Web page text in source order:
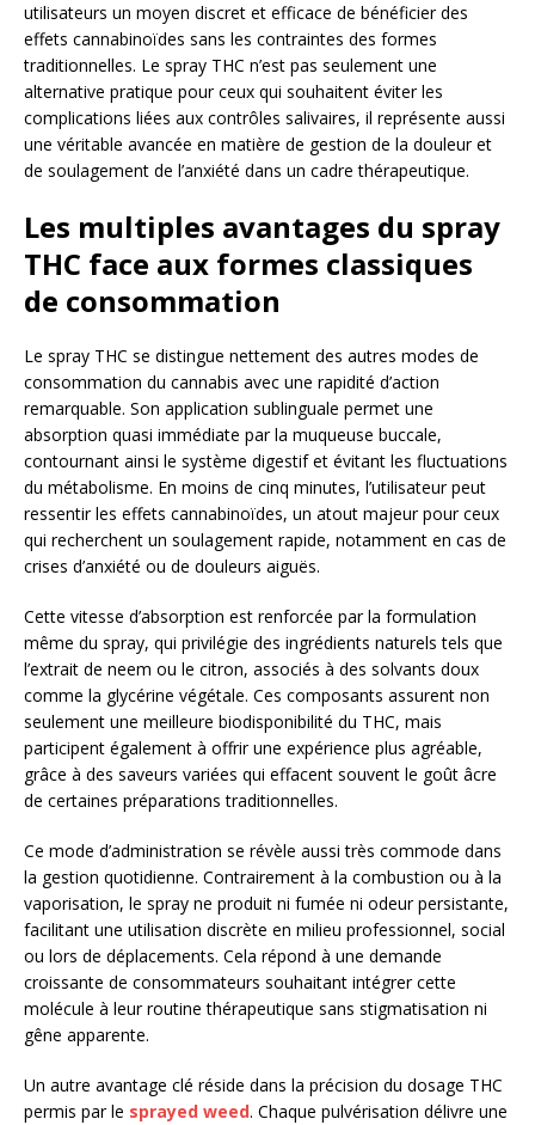
utilisateurs un moyen discret et efficace de bénéficier des
effets cannabinoïdes sans les contraintes des formes
traditionnelles. Le spray THC n’est pas seulement une
alternative pratique pour ceux qui souhaitent éviter les
complications liées aux contrôles salivaires, il représente aussi
une véritable avancée en matière de gestion de la douleur et
de soulagement de l’anxiété dans un cadre thérapeutique.
Les multiples avantages du spray
THC face aux formes classiques
de consommation
Le spray THC se distingue nettement des autres modes de
consommation du cannabis avec une rapidité d’action
remarquable. Son application sublinguale permet une
absorption quasi immédiate par la muqueuse buccale,
contournant ainsi le système digestif et évitant les fluctuations
du métabolisme. En moins de cinq minutes, l’utilisateur peut
ressentir les effets cannabinoïdes, un atout majeur pour ceux
qui recherchent un soulagement rapide, notamment en cas de
crises d’anxiété ou de douleurs aiguës.
Cette vitesse d’absorption est renforcée par la formulation
même du spray, qui privilégie des ingrédients naturels tels que
l’extrait de neem ou le citron, associés à des solvants doux
comme la glycérine végétale. Ces composants assurent non
seulement une meilleure biodisponibilité du THC, mais
participent également à offrir une expérience plus agréable,
grâce à des saveurs variées qui effacent souvent le goût âcre
de certaines préparations traditionnelles.
Ce mode d’administration se révèle aussi très commode dans
la gestion quotidienne. Contrairement à la combustion ou à la
vaporisation, le spray ne produit ni fumée ni odeur persistante,
facilitant une utilisation discrète en milieu professionnel, social
ou lors de déplacements. Cela répond à une demande
croissante de consommateurs souhaitant intégrer cette
molécule à leur routine thérapeutique sans stigmatisation ni
gêne apparente.
Un autre avantage clé réside dans la précision du dosage THC
permis par le sprayed weed. Chaque pulvérisation délivre une